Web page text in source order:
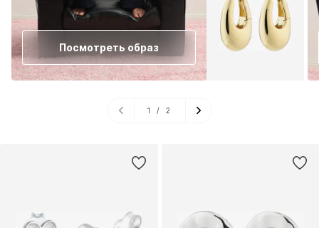
Посмотреть образ
1 / 2